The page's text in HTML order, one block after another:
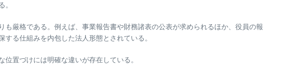
厳格である。例えば、事業報告書や財務諸表の公表が求められるほか、役員の報
る仕組みを内包した法人形態とされている。
置づけには明確な違いが存在している。